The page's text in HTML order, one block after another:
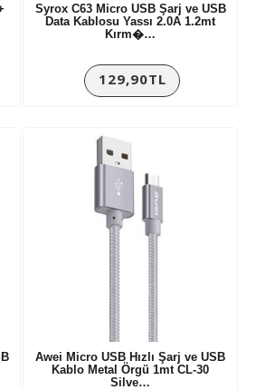
Syrox C63 Micro USB Şarj ve USB
Data Kablosu Yassı 2.0A 1.2mt
Kırm�…
129,90TL
Awei Micro USB Hızlı Şarj ve USB
Kablo Metal Örgü 1mt CL-30
Silve…